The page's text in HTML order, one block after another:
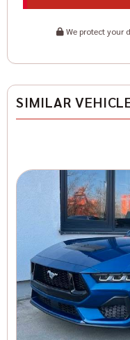
We protect your
SIMILAR